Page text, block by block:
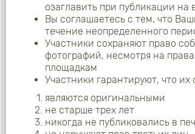
озаглавить при публикации
Вы соглашаетесь с тем, что
течение неопределенного
Участники сохраняют право
фотографий, несмотря на
площадкам
Участники гарантируют, что их
являются оригинальными
не старше трех лет
никогда не публиковались в